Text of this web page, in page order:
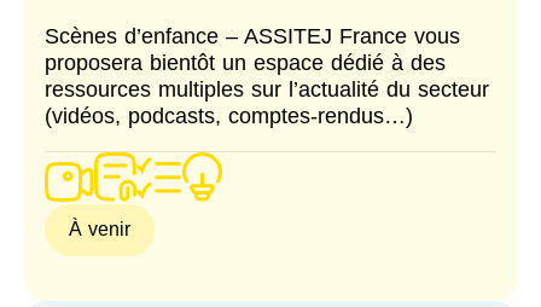
Scènes d’enfance – ASSITEJ France vous
proposera bientôt un espace dédié à des
ressources multiples sur l’actualité du secteur
(vidéos, podcasts, comptes-rendus…)
À venir